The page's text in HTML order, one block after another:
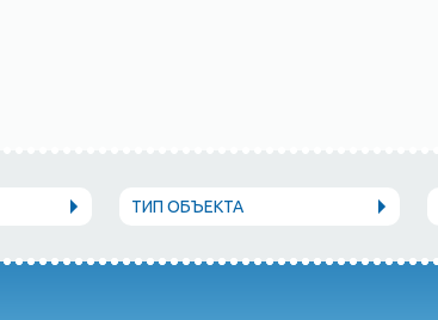
ТИП ОБЪЕКТА